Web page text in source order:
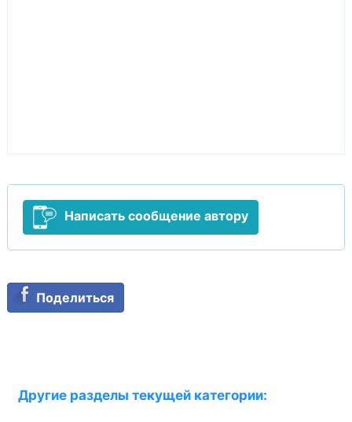
Написать сообщение автору
Поделиться
Другие разделы текущей категории: